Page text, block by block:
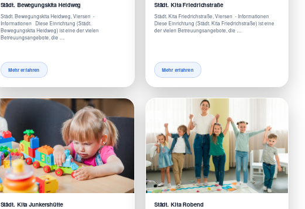
Städt. Bewegungskita Heidweg
Städt. Bewegungskita Heidweg, Viersen -
Informationen Diese Einrichtung (Städt.
Bewegungskita Heidweg) ist eine der vielen
Betreuungsangebote, die …
Mehr erfahren
Städt. Kita Friedrichstraße
Städt. Kita Friedrichstraße, Viersen - Informationen
Diese Einrichtung (Städt. Kita Friedrichstraße) ist eine
der vielen Betreuungsangebote, die …
Mehr erfahren
Städt. Kita Junkershütte Städt. Kita Robend